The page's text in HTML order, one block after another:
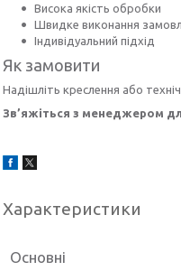
Висока якість обробки
Швидке виконання
Індивідуальний підхід
Як замовити
Надішліть креслення або
Зв’яжіться з менеджером
Характеристики
Основні